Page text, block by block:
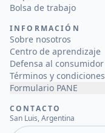
Bolsa de trabajo
INFORMACIÓN
Sobre nosotros
Centro de aprendizaje
Defensa al consumidor
Términos y condiciones
Formulario PANE
CONTACTO
San Luis, Argentina